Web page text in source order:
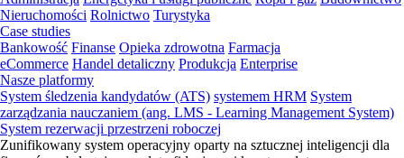
Nieruchomości Rolnictwo Turystyka
Case studies
Bankowość Finanse Opieka zdrowotna Farmacja
eCommerce Handel detaliczny Produkcja Enterprise
Nasze platformy
System śledzenia kandydatów (ATS) systemem HRM System
zarządzania nauczaniem (ang. LMS - Learning Management System)
System rezerwacji przestrzeni roboczej
Zunifikowany system operacyjny oparty na sztucznej inteligencji dla